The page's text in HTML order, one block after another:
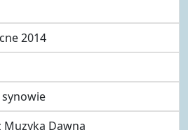
2014
Muzyką Dawną